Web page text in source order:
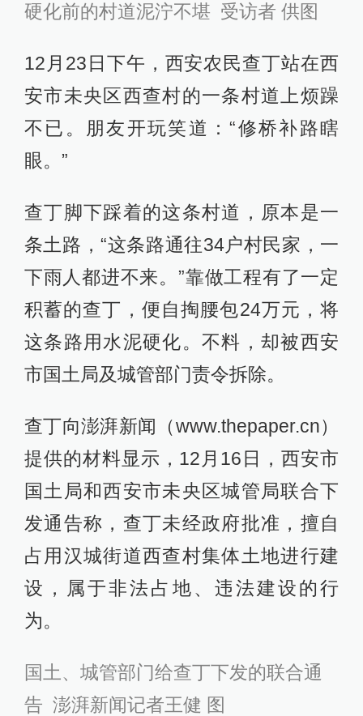
硬化前的村道泥泞不堪 受访者 供图
12月23日下午，西安农民查丁站在西
安市未央区西查村的一条村道上烦躁
不已。朋友开玩笑道：“修桥补路瞎
眼。”
查丁脚下踩着的这条村道，原本是一
条土路，“这条路通往34户村民家，一
下雨人都进不来。”靠做工程有了一定
积蓄的查丁，便自掏腰包24万元，将
这条路用水泥硬化。不料，却被西安
市国土局及城管部门责令拆除。
查丁向澎湃新闻（www.thepaper.cn）
提供的材料显示，12月16日，西安市
国土局和西安市未央区城管局联合下
发通告称，查丁未经政府批准，擅自
占用汉城街道西查村集体土地进行建
设，属于非法占地、违法建设的行
为。
国土、城管部门给查丁下发的联合通
告 澎湃新闻记者王健 图